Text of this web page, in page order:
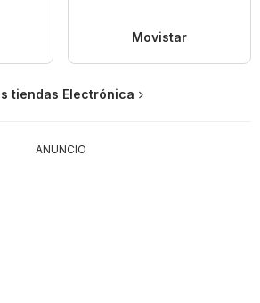
Movistar
tiendas Electrónica
ANUNCIO